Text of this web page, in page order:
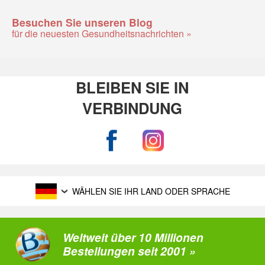
Besuchen Sie unseren Blog
für die neuesten Gesundheitsnachrichten »
BLEIBEN SIE IN
VERBINDUNG
WÄHLEN SIE IHR LAND ODER SPRACHE
Weltweit über 10 Millionen
Bestellungen seit 2001 »